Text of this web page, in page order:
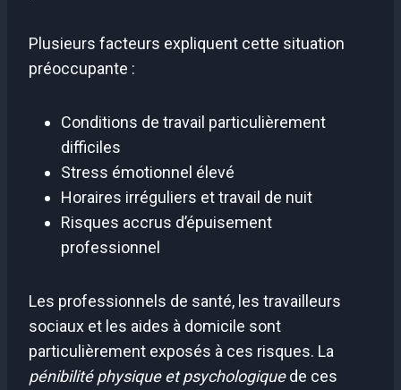
Plusieurs facteurs expliquent cette situation
préoccupante :
Conditions de travail particulièrement
difficiles
Stress émotionnel élevé
Horaires irréguliers et travail de nuit
Risques accrus d’épuisement
professionnel
Les professionnels de santé, les travailleurs
sociaux et les aides à domicile sont
particulièrement exposés à ces risques. La
pénibilité physique et psychologiquede ces